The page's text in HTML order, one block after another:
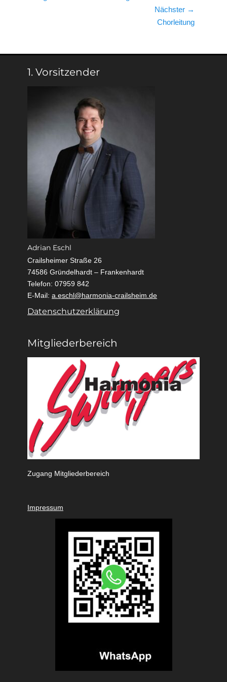
Nächster →
Chorleitung
1. Vorsitzender
Adrian Eschl
Crailsheimer Straße 26
74586 Gründelhardt – Frankenhardt
Telefon: 07959 842
E-Mail: a.eschl@harmonia-crailsheim.de
Datenschutzerklärung
Mitgliederbereich
Zugang Mitgliederbereich
Impressum